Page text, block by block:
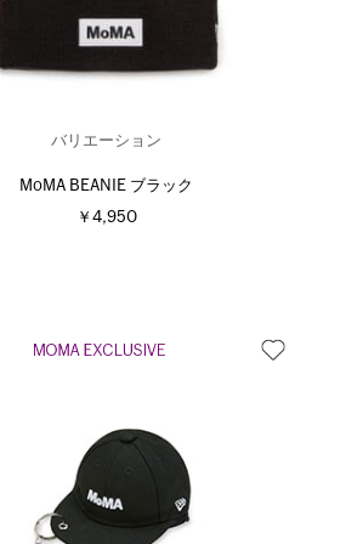
バリエーション
MoMA BEANIE ブラック
￥4,950